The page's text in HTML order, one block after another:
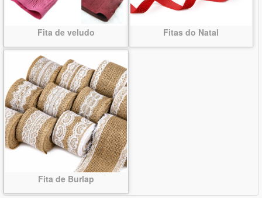
Fita de veludo Fitas do Natal
Fita de Burlap